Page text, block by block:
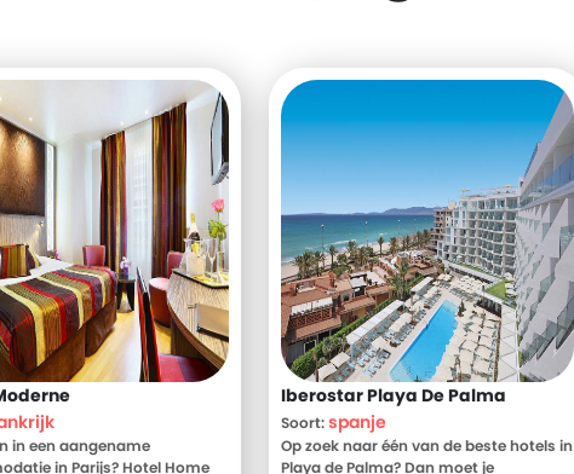
in een aangename
in Parijs? Hotel Home
Iberostar Playa De Palma
Soort:spanje
Op zoek naar één van de beste hotels in
Playa de Palma? Dan moet je